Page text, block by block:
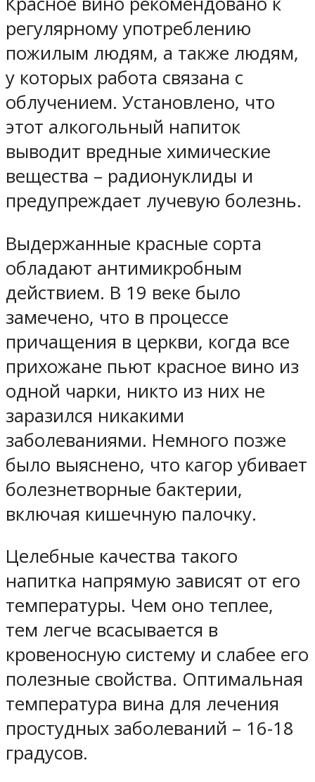
регулярному употреблению
пожилым людям, а также людям,
у которых работа связана с
облучением. Установлено, что
этот алкогольный напиток
выводит вредные химические
вещества – радионуклиды и
предупреждает лучевую болезнь.
Выдержанные красные сорта
обладают антимикробным
действием. В 19 веке было
замечено, что в процессе
причащения в церкви, когда все
прихожане пьют красное вино из
одной чарки, никто из них не
заразился никакими
заболеваниями. Немного позже
было выяснено, что кагор убивает
болезнетворные бактерии,
включая кишечную палочку.
Целебные качества такого
напитка напрямую зависят от его
температуры. Чем оно теплее,
тем легче всасывается в
кровеносную систему и слабее его
полезные свойства. Оптимальная
температура вина для лечения
простудных заболеваний – 16-18
градусов.